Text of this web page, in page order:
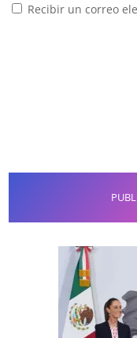
Recibir un correo